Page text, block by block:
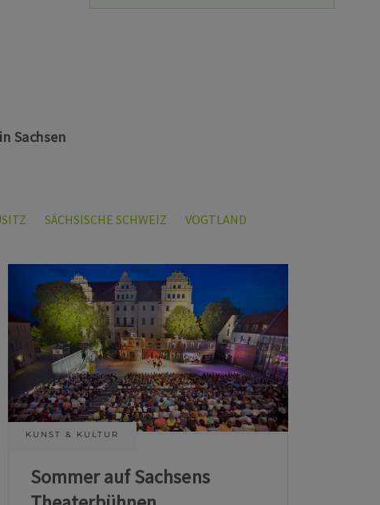
Sachsen
SÄCHSISCHE SCHWEIZ VOGTLAND
KUNST & KULTUR
Sommer auf Sachsens